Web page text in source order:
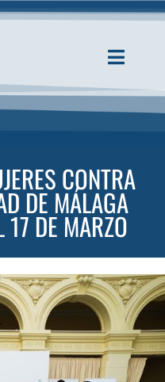
Toggle
CONTRA
DE MÁLAGA
17 DE MARZO